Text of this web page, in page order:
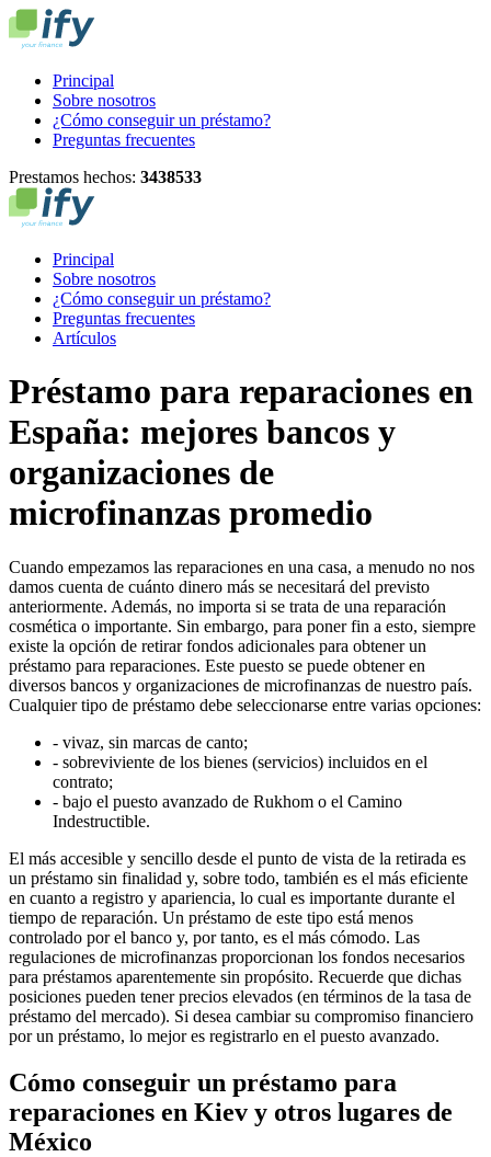
Principal
Sobre nosotros
¿Cómo conseguir un préstamo?
Preguntas frecuentes
Prestamos hechos: 3438533
Principal
Sobre nosotros
¿Cómo conseguir un préstamo?
Preguntas frecuentes
Artículos
Préstamo para reparaciones en
España: mejores bancos y
organizaciones de
microfinanzas promedio
Cuando empezamos las reparaciones en una casa, a menudo no nos
damos cuenta de cuánto dinero más se necesitará del previsto
anteriormente. Además, no importa si se trata de una reparación
cosmética o importante. Sin embargo, para poner fin a esto, siempre
existe la opción de retirar fondos adicionales para obtener un
préstamo para reparaciones. Este puesto se puede obtener en
diversos bancos y organizaciones de microfinanzas de nuestro país.
Cualquier tipo de préstamo debe seleccionarse entre varias opciones:
- vivaz, sin marcas de canto;
- sobreviviente de los bienes (servicios) incluidos en el
contrato;
- bajo el puesto avanzado de Rukhom o el Camino
Indestructible.
El más accesible y sencillo desde el punto de vista de la retirada es
un préstamo sin finalidad y, sobre todo, también es el más eficiente
en cuanto a registro y apariencia, lo cual es importante durante el
tiempo de reparación. Un préstamo de este tipo está menos
controlado por el banco y, por tanto, es el más cómodo. Las
regulaciones de microfinanzas proporcionan los fondos necesarios
para préstamos aparentemente sin propósito. Recuerde que dichas
posiciones pueden tener precios elevados (en términos de la tasa de
préstamo del mercado). Si desea cambiar su compromiso financiero
por un préstamo, lo mejor es registrarlo en el puesto avanzado.
Cómo conseguir un préstamo para
reparaciones en Kiev y otros lugares de
México